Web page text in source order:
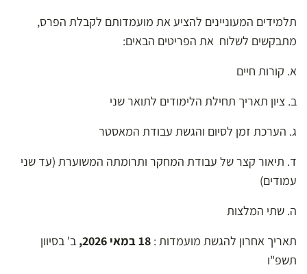
תלמידים המעוניינים להציע את מועמדותם לקבלת הפרס,
מתבקשים לשלוח את הפריטים הבאים:
א. קורות חיים
ב. ציון תאריך תחילת הלימודים לתואר שני
ג. הערכת זמן לסיום והגשת עבודת המאסטר
ד. תיאור קצר של עבודת המחקר ותרומתה המשוערת (עד שני
עמודים)
ה. שתי המלצות
תאריך אחרון להגשת מועמדות : 18 במאי 2026,
ב' בסיוון
תשפ"ו